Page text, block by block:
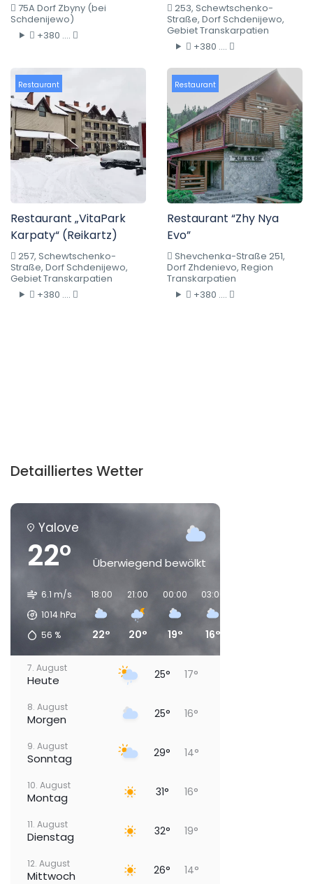
75A Dorf Zbyny (bei
Schdenijewo)
+380 ....
253, Schewtschenko-
Straße, Dorf Schdenijewo,
Gebiet Transkarpatien
+380 ....
Restaurant
Restaurant „VitaPark
Karpaty“ (Reikartz)
257, Schewtschenko-
Straße, Dorf Schdenijewo,
Gebiet Transkarpatien
+380 ....
Restaurant
Restaurant “Zhy Nya
Evo”
Shevchenka-Straße 251,
Dorf Zhdenievo, Region
Transkarpatien
+380 ....
Detailliertes Wetter
Yalove
22° Überwiegend bewölkt
6.1 m/s
1014hPa
56 %
18:00
22°
21:00
20°
00:00
19°
03:00
16°
7. August
Heute 25° 17°
8. August
Morgen 25° 16°
9. August
Sonntag 29° 14°
10. August
Montag 31° 16°
11. August
Dienstag 32° 19°
12. August
Mittwoch 26° 14°